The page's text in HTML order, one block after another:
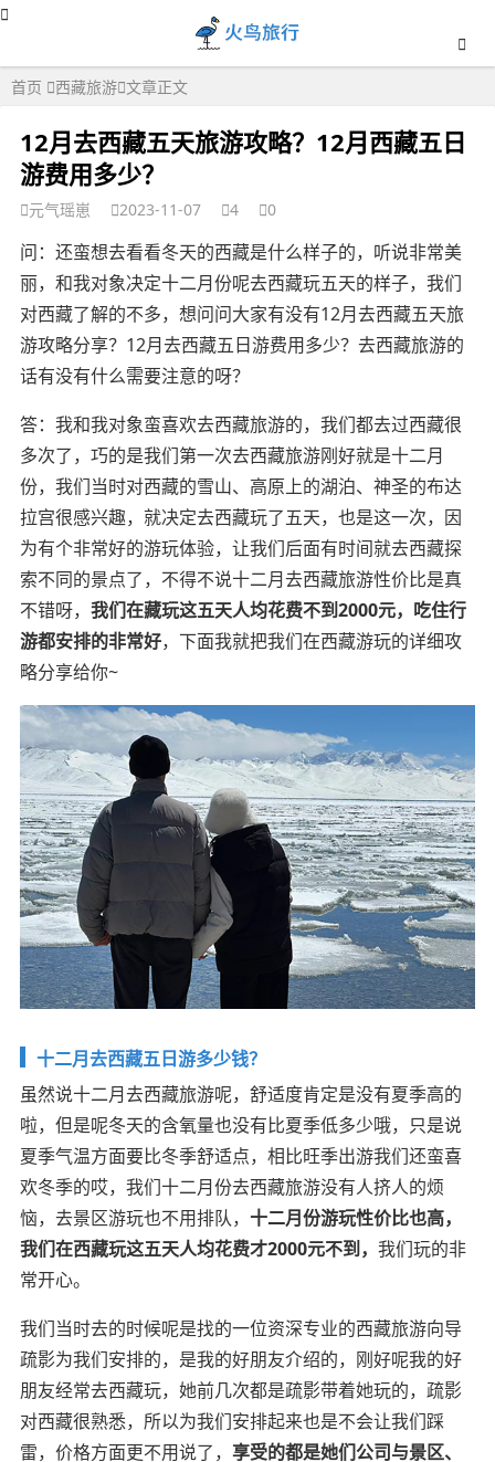
首页 西藏旅游 文章正文
12月去西藏五天旅游攻略？12月西藏五日
游费用多少？
元气瑶崽 2023-11-07 4 0
问：还蛮想去看看冬天的西藏是什么样子的，听说非常美
丽，和我对象决定十二月份呢去西藏玩五天的样子，我们
对西藏了解的不多，想问问大家有没有12月去西藏五天旅
游攻略分享？12月去西藏五日游费用多少？去西藏旅游的
话有没有什么需要注意的呀？
答：我和我对象蛮喜欢去西藏旅游的，我们都去过西藏很
多次了，巧的是我们第一次去西藏旅游刚好就是十二月
份，我们当时对西藏的雪山、高原上的湖泊、神圣的布达
拉宫很感兴趣，就决定去西藏玩了五天，也是这一次，因
为有个非常好的游玩体验，让我们后面有时间就去西藏探
索不同的景点了，不得不说十二月去西藏旅游性价比是真
不错呀， 我们在藏玩这五天人均花费不到2000元，吃住行
游都安排的非常好，下面我就把我们在西藏游玩的详细攻
略分享给你~
十二月去西藏五日游多少钱？
虽然说十二月去西藏旅游呢，舒适度肯定是没有夏季高的
啦，但是呢冬天的含氧量也没有比夏季低多少哦，只是说
夏季气温方面要比冬季舒适点，相比旺季出游我们还蛮喜
欢冬季的哎，我们十二月份去西藏旅游没有人挤人的烦
恼，去景区游玩也不用排队， 十二月份游玩性价比也高，
我们在西藏玩这五天人均花费才2000元不到， 我们玩的非
常开心。
我们当时去的时候呢是找的一位资深专业的西藏旅游向导
疏影为我们安排的，是我的好朋友介绍的，刚好呢我的好
朋友经常去西藏玩，她前几次都是疏影带着她玩的，疏影
对西藏很熟悉，所以为我们安排起来也是不会让我们踩
雷，价格方面更不用说了， 享受的都是她们公司与景区、